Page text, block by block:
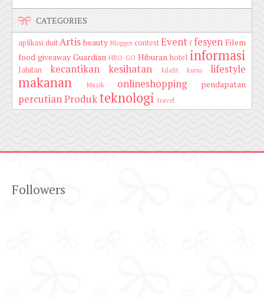
CATEGORIES
aplikasi duitArtis beauty Blogger contestEvent f fesyen Filem
food giveaway Guardian HBO GO Hiburan hotel informasi
Jahitan kecantikan kesihatan kilafit kurus lifestyle
makanan Muzik onlineshopping pendapatan
percutianProdukteknologi travel
Followers